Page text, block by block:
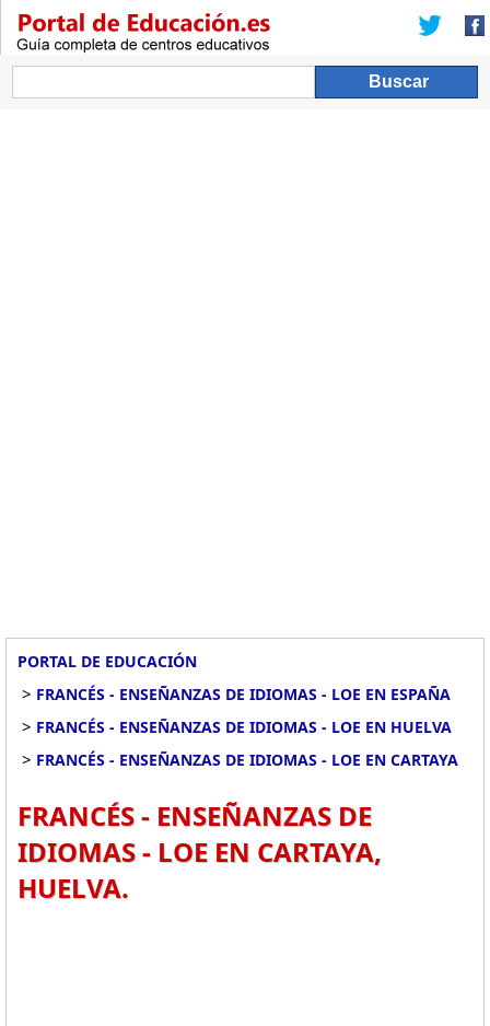
PORTAL DE EDUCACIÓN
> FRANCÉS - ENSEÑANZAS DE IDIOMAS - LOE EN ESPAÑA
> FRANCÉS - ENSEÑANZAS DE IDIOMAS - LOE EN HUELVA
> FRANCÉS - ENSEÑANZAS DE IDIOMAS - LOE EN CARTAYA
FRANCÉS - ENSEÑANZAS DE
IDIOMAS - LOE EN CARTAYA,
HUELVA.